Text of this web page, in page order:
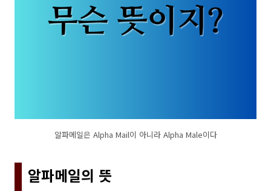
알파메일은 Alpha Mail이 아니라 Alpha Male이다
알파메일의 뜻